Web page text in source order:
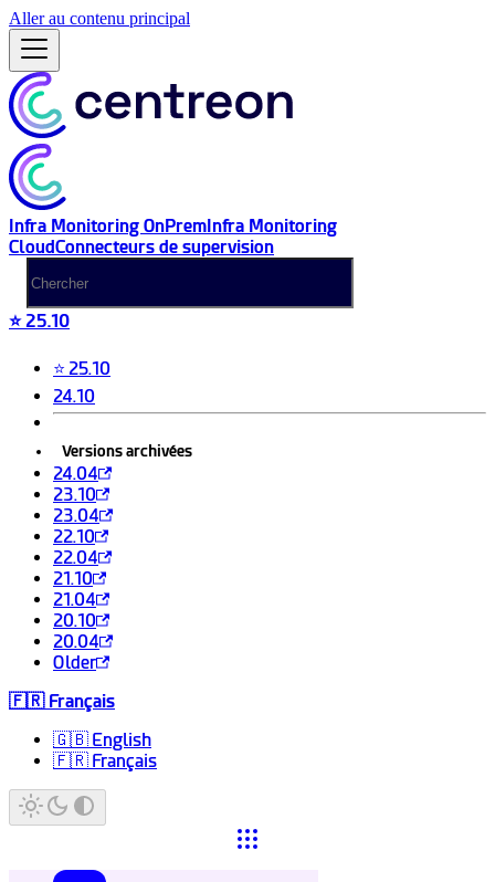
Aller au contenu principal
Infra Monitoring OnPremInfra Monitoring
CloudConnecteurs de supervision
⭐ 25.10
⭐ 25.10
24.10
Versions archivées
24.04
23.10
23.04
22.10
22.04
21.10
21.04
20.10
20.04
Older
🇫🇷 Français
🇬🇧 English
🇫🇷 Français